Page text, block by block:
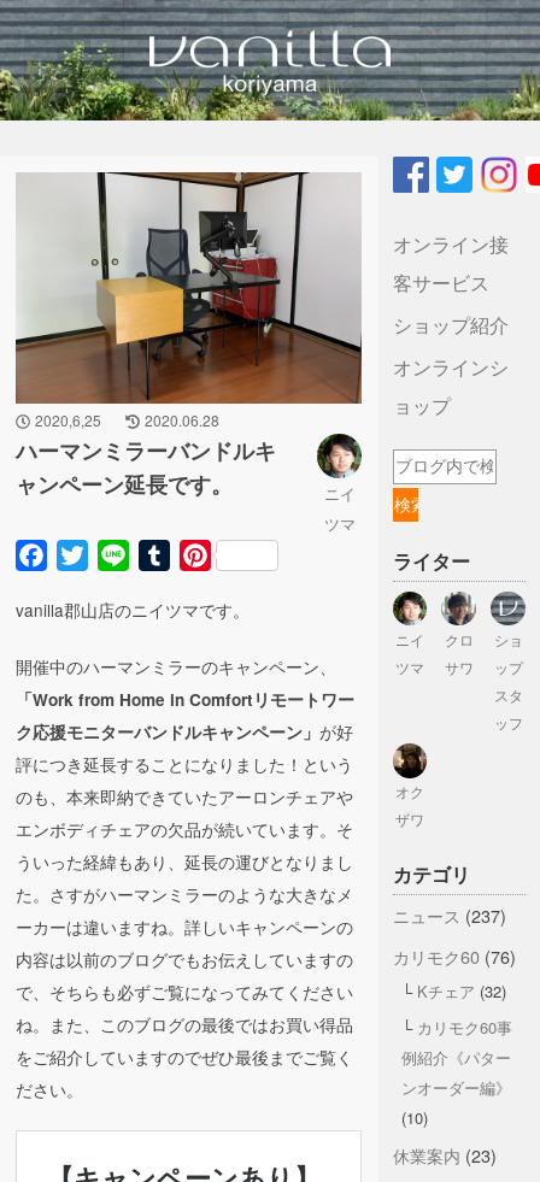
2020,6,25 2020.06.28
ハーマンミラーバンドルキ
ャンペーン延長です。
ニイ
ツマ
Facebook
Twitter Line TumblrPinterest
vanilla郡山店のニイツマです。
開催中のハーマンミラーのキャンペーン、
「Work from Home in Comfortリモートワー
ク応援モニターバンドルキャンペーン」 が好
評につき延長することになりました！という
のも、本来即納できていたアーロンチェアや
エンボディチェアの欠品が続いています。そ
ういった経緯もあり、延長の運びとなりまし
た。さすがハーマンミラーのような大きなメ
ーカーは違いますね。詳しいキャンペーンの
内容は以前のブログでもお伝えしていますの
で、そちらも必ずご覧になってみてください
ね。また、このブログの最後ではお買い得品
をご紹介していますのでぜひ最後までご覧く
ださい。
オンライン接
客サービス
ショップ紹介
オンラインシ
ョップ
ライター
ニイ
ツマ
クロ
サワ
ショ
ップ
スタ
ッフ
オク
ザワ
カテゴリ
ニュース (237)
カリモク60(76)
Kチェア (32)
カリモク60事
例紹介《パター
ンオーダー編》
(10)
休業案内 (23)